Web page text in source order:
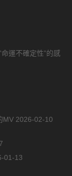
運不確定性”的感
MV 2026-02-10
01-13